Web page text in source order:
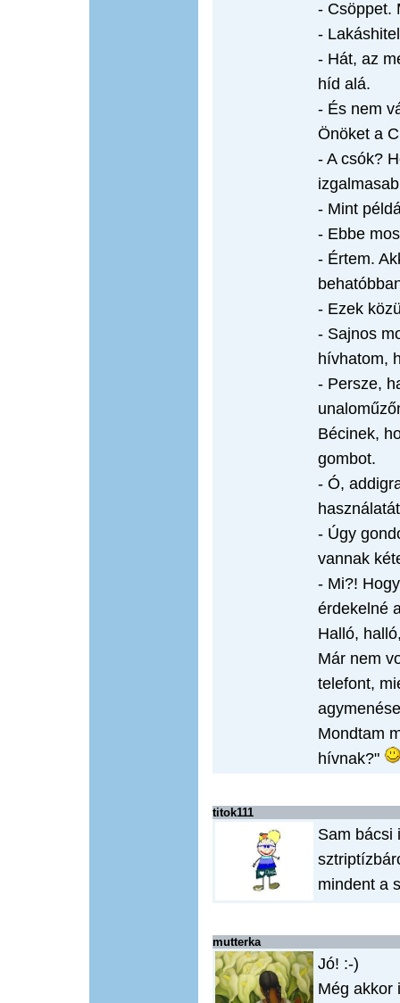
- Csöppet.
-
- Hát, az
híd alá.
- És nem
Önöket a
- A csók?
- Mint
- Ebbe
- Értem.
- Ezek
- Sajnos
hívhatom,
- Persze,
Bécinek,
gombot.
- Ó,
- Úgy
vannak
- Mi?!
érdekelné
Halló,
Már nem
telefont,
Mondtam
hívnak?"
titok111
Sam bácsi
mindent a
mutterka
Jó! :-)
Még akkor